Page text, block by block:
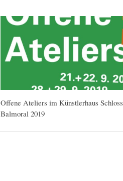
Offene Ateliers im Künstlerhaus Schloss
Balmoral 2019